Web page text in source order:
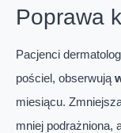
Poprawa
Pacjenci
pościel, obserwują
miesiącu.
mniej podrażniona,